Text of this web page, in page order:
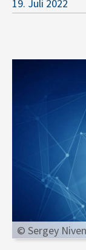
19. Juli 2022
© Sergey